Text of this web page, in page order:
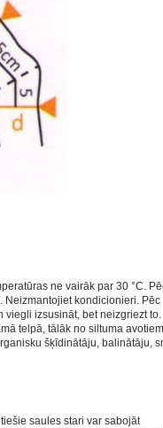
ne vairāk par 30 °С.
Neizmantojiet kondicionieri. Pēc
viegli izsusināt, bet neizgriezt to.
telpā, tālāk no siltuma
šķīdinātāju, balinātāju,
saules stari var sabojāt